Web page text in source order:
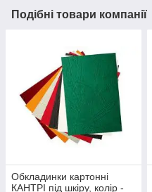
Подібні товари компанії
Обкладинки картонні
КАНТРІ під шкіру, колір -